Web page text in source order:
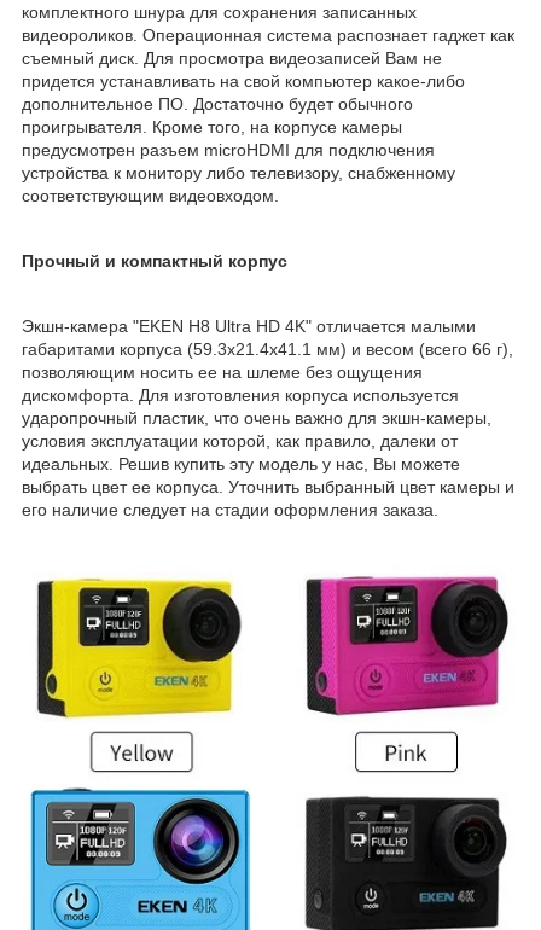
комплектного шнура для сохранения записанных
видеороликов. Операционная система распознает гаджет как
съемный диск. Для просмотра видеозаписей Вам не
придется устанавливать на свой компьютер какое-либо
дополнительное ПО. Достаточно будет обычного
проигрывателя. Кроме того, на корпусе камеры
предусмотрен разъем microHDMI для подключения
устройства к монитору либо телевизору, снабженному
соответствующим видеовходом.
Прочный и компактный корпус
Экшн-камера "EKEN H8 Ultra HD 4K" отличается малыми
габаритами корпуса (59.3х21.4х41.1 мм) и весом (всего 66 г),
позволяющим носить ее на шлеме без ощущения
дискомфорта. Для изготовления корпуса используется
ударопрочный пластик, что очень важно для экшн-камеры,
условия эксплуатации которой, как правило, далеки от
идеальных. Решив купить эту модель у нас, Вы можете
выбрать цвет ее корпуса. Уточнить выбранный цвет камеры и
его наличие следует на стадии оформления заказа.